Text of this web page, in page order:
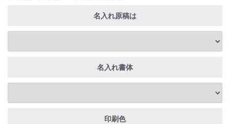
名入れ原稿は
名入れ書体
印刷色